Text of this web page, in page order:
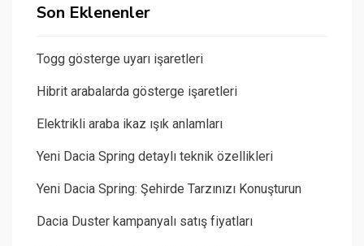
Son Eklenenler
Togg gösterge uyarı işaretleri
Hibrit arabalarda gösterge işaretleri
Elektrikli araba ikaz ışık anlamları
Yeni Dacia Spring detaylı teknik özellikleri
Yeni Dacia Spring: Şehirde Tarzınızı Konuşturun
Dacia Duster kampanyalı satış fiyatları